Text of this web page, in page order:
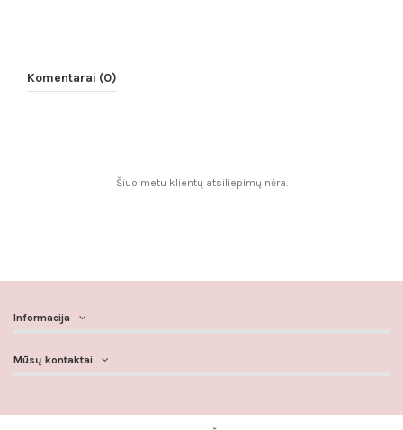
Komentarai (0)
Šiuo metu klientų atsiliepimų nėra.
Informacija
Mūsų kontaktai